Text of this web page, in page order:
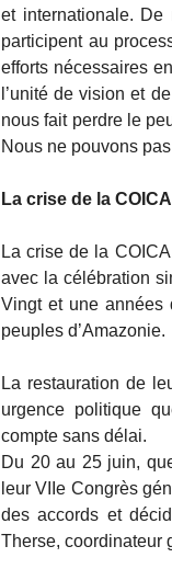
et internationale. De
participent au
efforts nécessaires
l’unité de vision et
nous fait perdre le
Nous ne pouvons
La crise de la COICA
La crise de la
avec la célébration
Vingt et une années
peuples d’Amazonie.
La restauration de
urgence politique
compte sans délai.
Du 20 au 25 juin,
leur VIIe Congrès
des accords et
Therse, coordinateur